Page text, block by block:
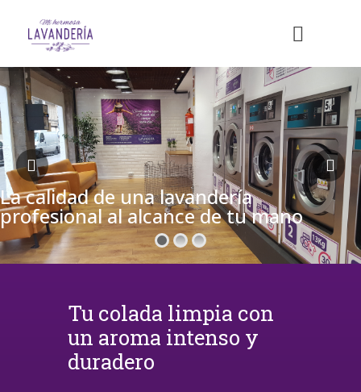
La calidad de una lavandería
profesional al alcance de tu mano
Tu colada limpia con
un aroma intenso y
duradero